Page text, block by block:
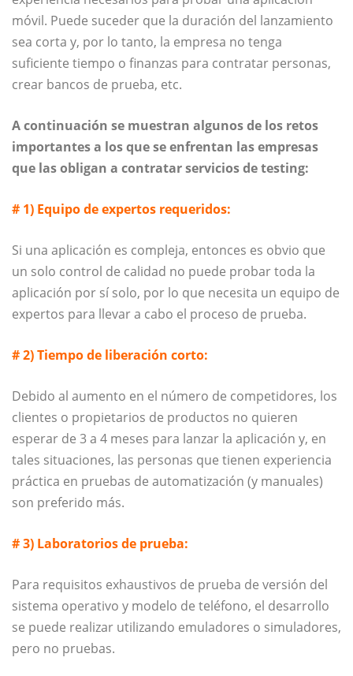
móvil. Puede suceder que la duración del lanzamiento
sea corta y, por lo tanto, la empresa no tenga
suficiente tiempo o finanzas para contratar personas,
crear bancos de prueba, etc.
A continuación se muestran algunos de los retos
importantes a los que se enfrentan las empresas
que las obligan a contratar servicios de testing:
# 1) Equipo de expertos requeridos:
Si una aplicación es compleja, entonces es obvio que
un solo control de calidad no puede probar toda la
aplicación por sí solo, por lo que necesita un equipo de
expertos para llevar a cabo el proceso de prueba.
# 2) Tiempo de liberación corto:
Debido al aumento en el número de competidores, los
clientes o propietarios de productos no quieren
esperar de 3 a 4 meses para lanzar la aplicación y, en
tales situaciones, las personas que tienen experiencia
práctica en pruebas de automatización (y manuales)
son preferido más.
# 3) Laboratorios de prueba:
Para requisitos exhaustivos de prueba de versión del
sistema operativo y modelo de teléfono, el desarrollo
se puede realizar utilizando emuladores o simuladores,
pero no pruebas.